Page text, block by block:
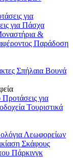
για
για Πάσχα
&
Παράδοση
Σπήλαια Βουνά
Προτάσεις για
Τουριστικά
Λεωφορείων
Σκάφους
Πάρκινγκ